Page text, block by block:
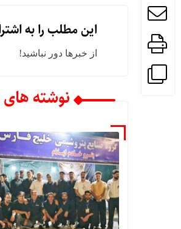
این مطلب را به
از خبرها دور نباشید!
نوشته